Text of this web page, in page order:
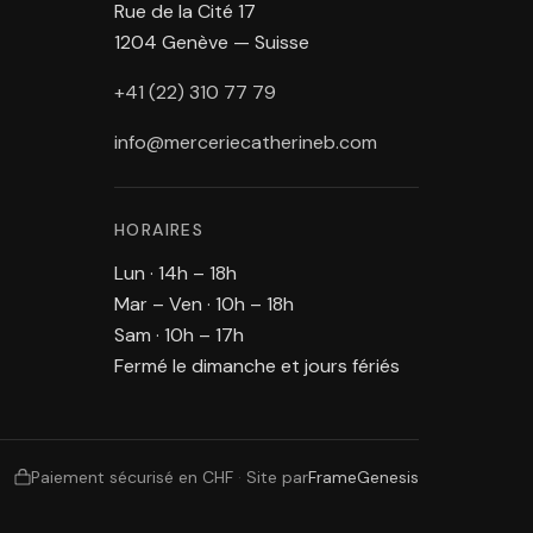
Rue de la Cité 17
1204 Genève — Suisse
+41 (22) 310 77 79
info@merceriecatherineb.com
HORAIRES
Lun · 14h – 18h
Mar – Ven · 10h – 18h
Sam · 10h – 17h
Fermé le dimanche et jours fériés
Paiement sécurisé en CHF · Site parFrameGenesis